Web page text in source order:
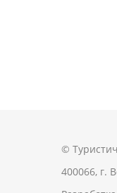
©
400066, г.